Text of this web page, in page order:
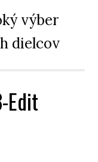
výber
dielcov
Edit